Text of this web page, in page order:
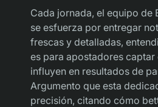
Cada jornada, el equipo de
se esfuerza por entregar
frescas y detalladas,
es para apostadores
influyen en resultados de
Argumento que esta
precisión, citando cómo